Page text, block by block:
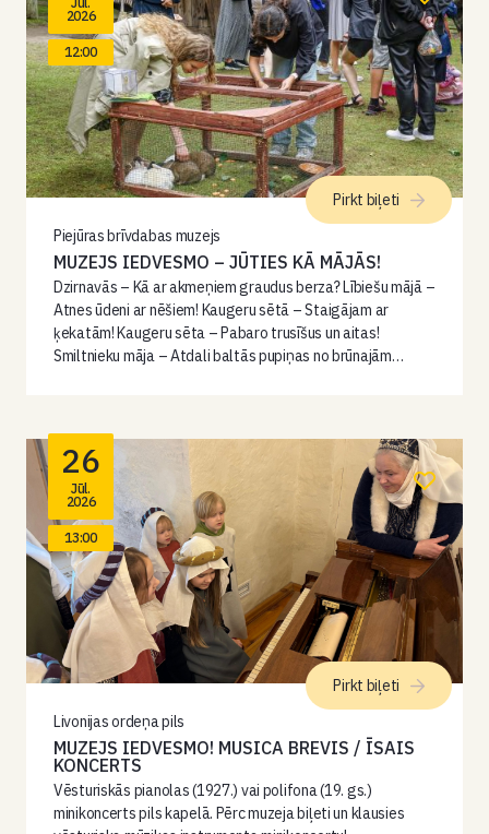
2026
12:00
Piejūras brīvdabas muzejs
MUZEJS IEDVESMO – JŪTIES KĀ MĀJĀS!
Dzirnavās – Kā ar akmeņiem graudus berza? Lībiešu mājā –
Atnes ūdeni ar nēšiem! Kaugeru sētā – Staigājam ar
ķekatām! Kaugeru sēta – Pabaro trusīšus un aitas!
Smiltnieku māja – Atdali baltās pupiņas no brūnajām…
Pirkt biļeti
26
Jūl.
2026
13:00
Livonijas ordeņa pils
MUZEJS IEDVESMO! MUSICA BREVIS / ĪSAIS
KONCERTS
Vēsturiskās pianolas (1927.) vai polifona (19. gs.)
minikoncerts pils kapelā. Pērc muzeja biļeti un klausies
Pirkt biļeti